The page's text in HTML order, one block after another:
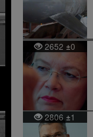
2652 ±0
2806 ±1